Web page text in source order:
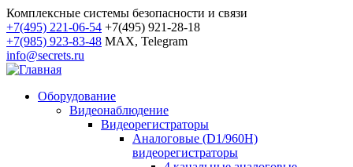
Комплексные системы безопасности и связи
+7(495) 221-06-54 +7(495) 921-28-18
+7(985) 923-83-48 MAX, Telegram
info@secrets.ru
Оборудование
Видеонаблюдение
Видеорегистраторы
Аналоговые (D1/960H)
видеорегистраторы